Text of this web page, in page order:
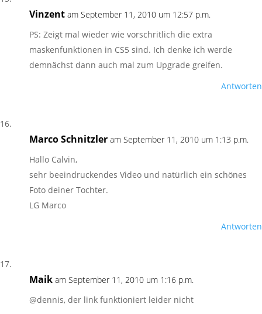
Vinzent am September 11, 2010 um 12:57 p.m.
PS: Zeigt mal wieder wie vorschritlich die extra
maskenfunktionen in CS5 sind. Ich denke ich werde
demnächst dann auch mal zum Upgrade greifen.
Antworten
Marco Schnitzler am September 11, 2010 um 1:13 p.m.
Hallo Calvin,
sehr beeindruckendes Video und natürlich ein schönes
Foto deiner Tochter.
LG Marco
Antworten
Maik am September 11, 2010 um 1:16 p.m.
@dennis, der link funktioniert leider nicht